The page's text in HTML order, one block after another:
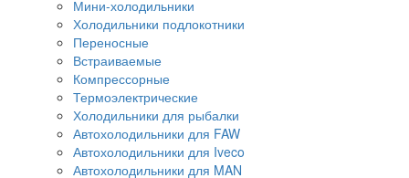
Мини-холодильники
Холодильники подлокотники
Переносные
Встраиваемые
Компрессорные
Термоэлектрические
Холодильники для рыбалки
Автохолодильники для FAW
Автохолодильники для Iveco
Автохолодильники для MAN